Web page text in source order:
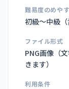
難易度のめやす
初級〜中級（
ファイル形式
PNG画像（
きます）
利用条件